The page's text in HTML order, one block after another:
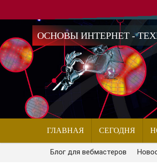
ОСНОВЫ ИНТЕРНЕТ -
ГЛАВНАЯ СЕГОДНЯ
Блог для вебмастеров